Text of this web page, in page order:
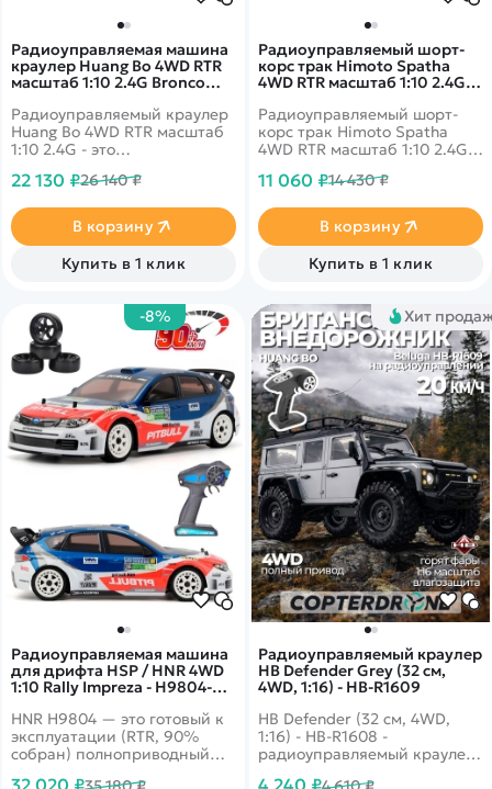
Радиоуправляемая машина
краулер Huang Bo 4WD RTR
масштаб 1:10 2.4G Bronco
Радиоуправляемый краулер
Huang Bo 4WD RTR масштаб
1:10 2.4G - это
полноприводная машина
шестерня, коллекторный 550
электродвигатель, полное
пропорциональное
управления, аккумулятор 7,4
22 130 ₽26 140 ₽
В корзину
Купить в 1 клик
Радиоуправляемый шорт-
корс трак Himoto Spatha
4WD RTR масштаб 1:10 2.4G -
Радиоуправляемый шорт-
корс трак Himoto Spatha
4WD RTR масштаб 1:10 2.4G -
радиоуправляемая модель
линейки машин от
производителя Himoto -
Spatha E10SC в масштабе
1:10. Новое поколение
разработаны на высочайшем
уровне.
11 060 ₽14 430 ₽
В корзину
Купить в 1 клик
-8%
Радиоуправляемая машина
для дрифта HSP / HNR 4WD
1:10 Rally Impreza - H9804-
HNR H9804 — это готовый к
эксплуатации (RTR, 90%
собран) полноприводный
Хит
Радиоуправляемый краулер
HB Defender Grey (32 см,
4WD, 1:16) - HB-R1609
HB Defender (32 см, 4WD,
1:16) - HB-R1608 -
радиоуправляемый краулер